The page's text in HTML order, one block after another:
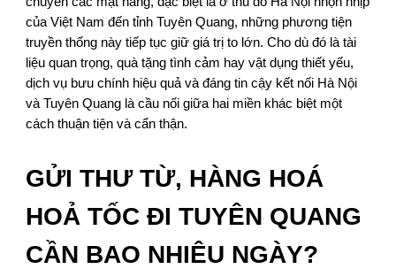
của Việt Nam đến tỉnh Tuyên Quang, những phương tiện
truyền thống này tiếp tục giữ giá trị to lớn. Cho dù đó là tài
liệu quan trọng, quà tặng tình cảm hay vật dụng thiết yếu,
dịch vụ bưu chính hiệu quả và đáng tin cậy kết nối Hà Nội
và Tuyên Quang là cầu nối giữa hai miền khác biệt một
cách thuận tiện và cẩn thận.
GỬI THƯ TỪ, HÀNG HOÁ
HOẢ TỐC ĐI TUYÊN QUANG
CẦN BAO NHIÊU NGÀY?